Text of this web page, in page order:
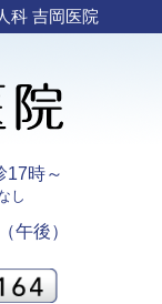
科 吉岡医院
17時～
し
午後）